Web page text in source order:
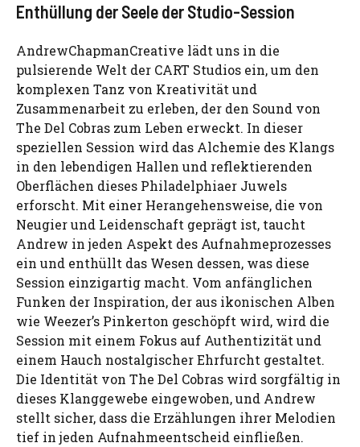
Enthüllung der Seele der Studio-Session
AndrewChapmanCreative lädt uns in die
pulsierende Welt der CART Studios ein, um den
komplexen Tanz von Kreativität und
Zusammenarbeit zu erleben, der den Sound von
The Del Cobras zum Leben erweckt. In dieser
speziellen Session wird das Alchemie des Klangs
in den lebendigen Hallen und reflektierenden
Oberflächen dieses Philadelphiaer Juwels
erforscht. Mit einer Herangehensweise, die von
Neugier und Leidenschaft geprägt ist, taucht
Andrew in jeden Aspekt des Aufnahmeprozesses
ein und enthüllt das Wesen dessen, was diese
Session einzigartig macht. Vom anfänglichen
Funken der Inspiration, der aus ikonischen Alben
wie Weezer’s Pinkerton geschöpft wird, wird die
Session mit einem Fokus auf Authentizität und
einem Hauch nostalgischer Ehrfurcht gestaltet.
Die Identität von The Del Cobras wird sorgfältig in
dieses Klanggewebe eingewoben, und Andrew
stellt sicher, dass die Erzählungen ihrer Melodien
tief in jeden Aufnahmeentscheid einfließen.